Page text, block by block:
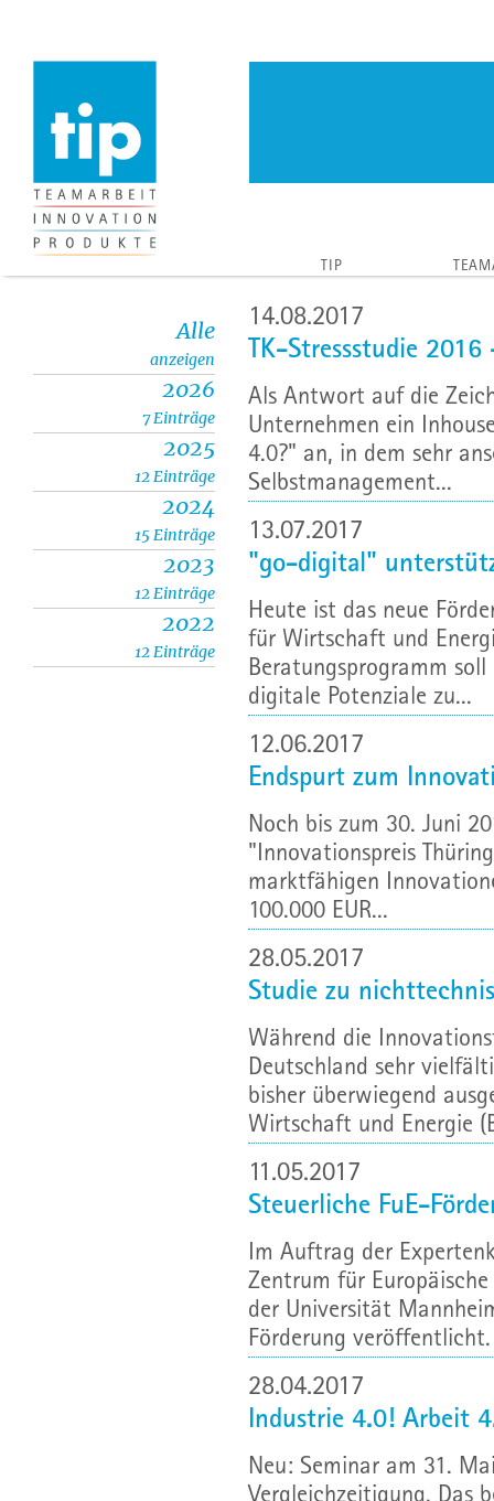
TIP
Alle
anzeigen
2026
7 Einträge
2025
12 Einträge
2024
15 Einträge
2023
12 Einträge
2022
12 Einträge
14.08.2017
TK-Stressstudie
Als Antwort auf die
Unternehmen ein
4.0?" an, in dem sehr
Selbstmanagement...
13.07.2017
"go-digital"
Heute ist das neue
für Wirtschaft und
Beratungsprogramm
digitale Potenziale zu...
12.06.2017
Endspurt zum
Noch bis zum 30. Juni
"Innovationspreis
marktfähigen
100.000 EUR...
28.05.2017
Studie zu
Während die
Deutschland sehr
bisher überwiegend
Wirtschaft und Energie
11.05.2017
Steuerliche FuE-
Im Auftrag der
Zentrum für
der Universität
Förderung
28.04.2017
Industrie 4.0! Arbeit
Neu: Seminar am 31.
Vergleichzeitigung. Das